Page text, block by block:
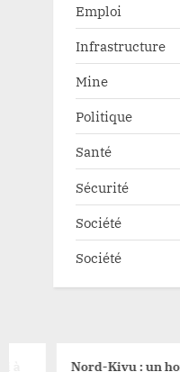
Emploi
Infrastructure
Mine
Politique
Santé
Sécurité
Société
Société
Nord-Kivu : un